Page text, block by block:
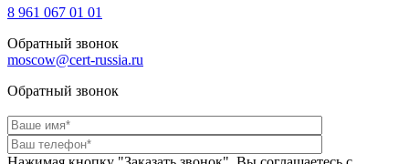
8 961 067 01 01
Обратный звонок
moscow@cert-russia.ru
Обратный звонок